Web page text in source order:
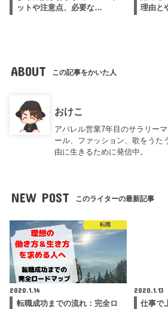
ットや注意点、必要な…
理由と
ABOUT この記事をかいた人
おけこ
アパレル営業7年目のサラリー
ール、ファッション、歌をうた
由に生きるために発信中。
NEW POST このライターの最新記事
転職
2020.1.14
転職成功までの流れ：完全ロ
2020.1.13
仕事で